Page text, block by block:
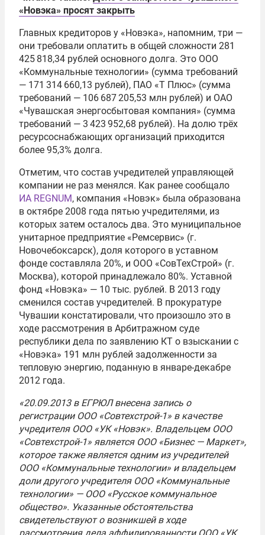
«Новэка» просят закрыть
Главных кредиторов у «Новэка», напомним, три —
они требовали оплатить в общей сложности 281
425 818,34 рублей основного долга. Это ООО
«Коммунальные технологии» (сумма требований
— 171 314 660,13 рублей), ПАО «Т Плюс» (сумма
требований — 106 687 205,53 млн рублей) и ОАО
«Чувашская энергосбытовая компания» (сумма
требований — 3 423 952,68 рублей). На долю трёх
ресурсоснабжающих организаций приходится
более 95,3% долга.
Отметим, что состав учредителей управляющей
компании не раз менялся. Как ранее сообщало
ИА REGNUM, компания «Новэк» была образована
в октябре 2008 года пятью учредителями, из
которых затем осталось два. Это муниципальное
унитарное предприятие «Ремсервис» (г.
Новочебоксарск), доля которого в уставном
фонде составляла 20%, и ООО «СовТехСтрой» (г.
Москва), которой принадлежало 80%. Уставной
фонд «Новэка» — 10 тыс. рублей. В 2013 году
сменился состав учредителей. В прокуратуре
Чувашии констатировали, что произошло это в
ходе рассмотрения в Арбитражном суде
республики дела по заявлению КТ о взыскании с
«Новэка» 191 млн рублей задолженности за
тепловую энергию, поданную в январе-декабре
2012 года.
«20.09.2013 в ЕГРЮЛ внесена запись о
регистрации ООО «Совтехстрой-1» в качестве
учредителя ООО «УК «Новэк». Владельцем ООО
«Совтехстрой-1» является ООО «Бизнес — Маркет»,
которое также является одним из учредителей
ООО «Коммунальные технологии» и владельцем
доли другого учредителя ООО «Коммунальные
технологии» — ООО «Русское коммунальное
общество». Указанные обстоятельства
свидетельствуют о возникшей в ходе